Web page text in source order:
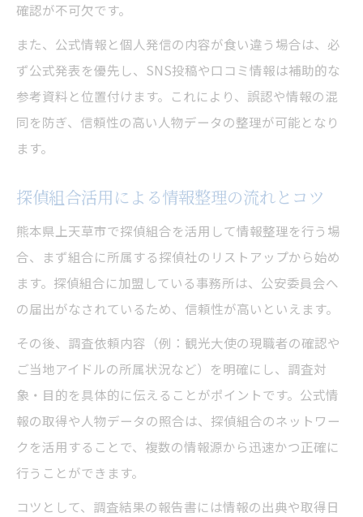
探偵が実践する地域情報の信憑性判断術
探偵の知見を活かす地域データ整理法
探偵の目で見る所属や肩書きの確認方法
探偵活用で誤認なく人物データを照合
探偵の照合力で同姓同名を見分ける方法
化
チ
探偵の視点で人物データの取り違えを防ぐ
探偵社の比較で重視すべき調査対応範囲
探偵組合に依頼する際の安心ポイント
探偵レビューや口コミの正しい見極め方
探偵の調査費用やサービス内容の比較術
公式性重視の情報収集術と探偵の活用法
確認が不可欠です。
また、公式情報と個人発信の内容が食い違う場合は、必
ず公式発表を優先し、SNS投稿や口コミ情報は補助的な
参考資料と位置付けます。これにより、誤認や情報の混
同を防ぎ、信頼性の高い人物データの整理が可能となり
ます。
探偵組合活用による情報整理の流れとコツ
熊本県上天草市で探偵組合を活用して情報整理を行う場
合、まず組合に所属する探偵社のリストアップから始め
ます。探偵組合に加盟している事務所は、公安委員会へ
の届出がなされているため、信頼性が高いといえます。
その後、調査依頼内容（例：観光大使の現職者の確認や
ご当地アイドルの所属状況など）を明確にし、調査対
象・目的を具体的に伝えることがポイントです。公式情
報の取得や人物データの照合は、探偵組合のネットワー
クを活用することで、複数の情報源から迅速かつ正確に
行うことができます。
コツとして、調査結果の報告書には情報の出典や取得日